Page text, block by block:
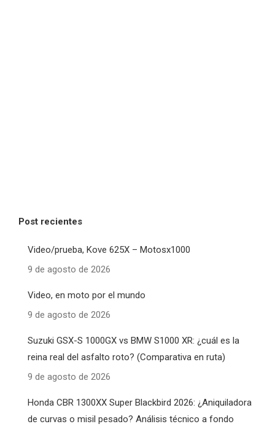
Post recientes
Video/prueba, Kove 625X – Motosx1000
9 de agosto de 2026
Video, en moto por el mundo
9 de agosto de 2026
Suzuki GSX-S 1000GX vs BMW S1000 XR: ¿cuál es la
reina real del asfalto roto? (Comparativa en ruta)
9 de agosto de 2026
Honda CBR 1300XX Super Blackbird 2026: ¿Aniquiladora
de curvas o misil pesado? Análisis técnico a fondo